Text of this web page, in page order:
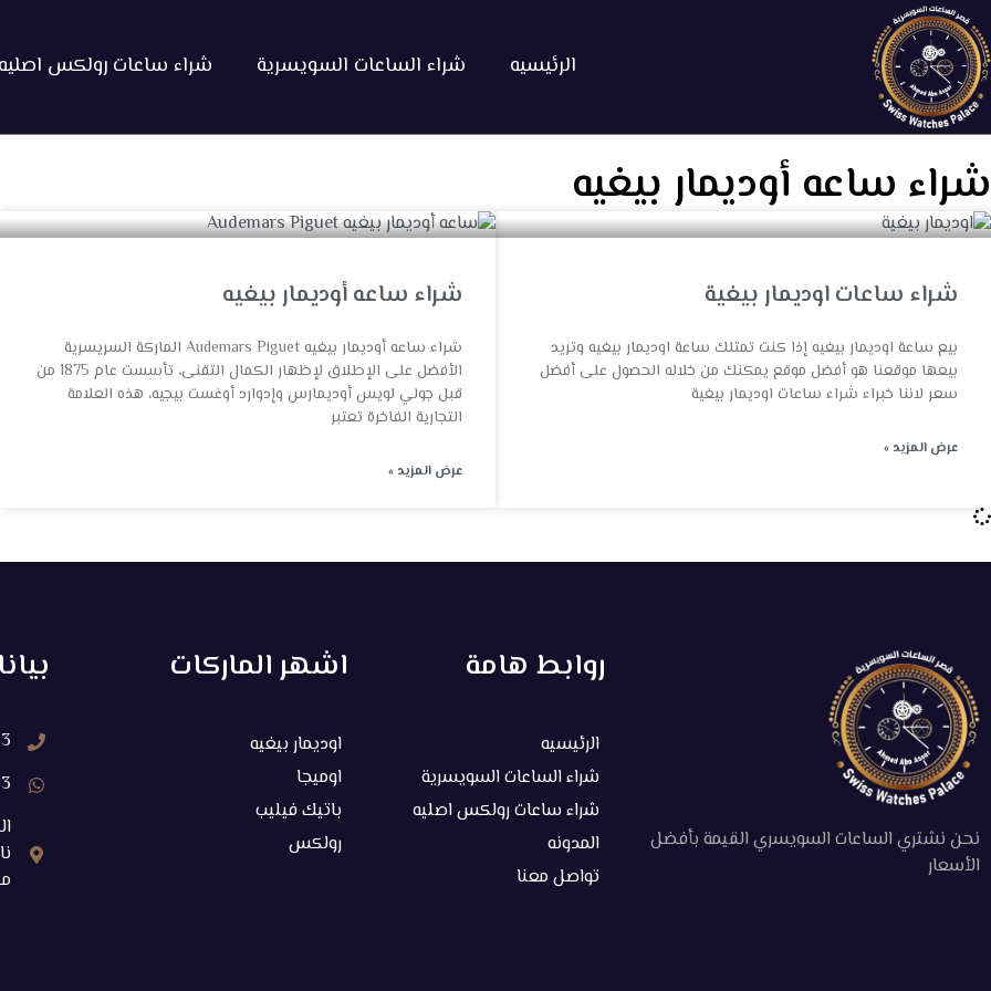
الرئيسيه شراء الساعات السويسرية شراء ساعات رولكس اصليه
شراء ساعه أوديمار بيغيه
شراء ساعات اوديمار بيغية
بيع ساعة اوديمار بيغيه إذا كنت تمتلك ساعة اوديمار بيغيه وتريد
بيعها موقعنا هو أفضل موقع يمكنك من خلاله الحصول على أفضل
سعر لاننا خبراء شراء ساعات اوديمار بيغية
عرض المزيد »
شراء ساعه أوديمار بيغيه
شراء ساعه أوديمار بيغيه Audemars Piguet الماركة السريسرية
الأفضل على الإطلاق لإظهار الكمال التقنى، تأسست عام 1875 من
قبل جولي لويس أوديمارس وإدوارد أوغست بيجيه، هذه العلامة
التجارية الفاخرة تعتبر
عرض المزيد »
نحن نشتري الساعات السويسري القيمة بأفضل
الأسعار
روابط هامة
الرئيسيه
شراء الساعات السويسرية
شراء ساعات رولكس اصليه
المدونه
تواصل معنا
اشهر الماركات
اوديمار بيغيه
اوميجا
باتيك فيليب
رولكس